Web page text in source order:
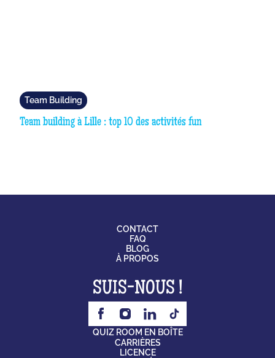
Team Building
Team building à Lille : top 10 des activités fun
CONTACT
FAQ
BLOG
À PROPOS
SUIS-NOUS !
QUIZ ROOM EN BOÎTE
CARRIÈRES
LICENCE